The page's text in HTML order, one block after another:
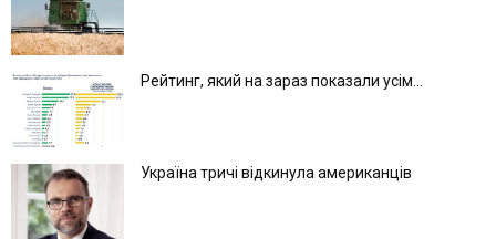
Рейтинг, який на зараз показали усім...
Україна тричі відкинула американців